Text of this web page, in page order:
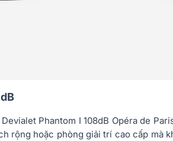
Devialet Phantom I 108dB Opéra de
rộng hoặc phòng giải trí cao cấp mà